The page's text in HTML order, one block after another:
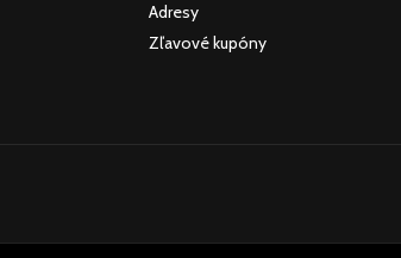
Adresy
Zľavové kupóny